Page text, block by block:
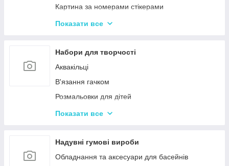
Гра Морський Бій
Різні Настільні ігри
Монополія - настільна гра
Мафія
Шахи і Шашки
Набори для гри в покер
Картина за номерами стікерами
Алмазна Мозаїка за номерами
Стандартні картини за номерами
Розпис по полотну
Полотна з Підрамником
Алмазна мозаїка для дітей
Показати все
Набори для творчості
Аквакільці
В'язання гачком
Розмальовки для дітей
Акрилові фарби
Гравюра для дітей
Кінетичний пісок
Показати все
Надувні гумові вироби
Обладнання та аксесуари для басейнів